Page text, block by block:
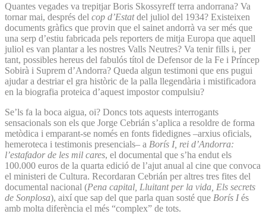
Quantes vegades va trepitjar Boris Skossyreff terra andorrana? Va
tornar mai, després del cop d’Estatdel juliol del 1934? Existeixen
documents gràfics que provin que el sainet andorrà va ser més que
una serp d’estiu fabricada pels reporters de mitja Europa que aquell
juliol es van plantar a les nostres Valls Neutres? Va tenir fills i, per
tant, possibles hereus del fabulós títol de Defensor de la Fe i Príncep
Sobirà i Suprem d’Andorra? Queda algun testimoni que ens pugui
ajudar a destriar el gra històric de la palla llegendària i mistificadora
en la biografia proteica d’aquest impostor compulsiu?
Se’ls fa la boca aigua, oi? Doncs tots aquests interrogants
sensacionals son els que Jorge Cebrián s’aplica a resoldre de forma
metòdica i emparant-se només en fonts fidedignes –arxius oficials,
hemeroteca i testimonis presencials– a Borís I, rei d’Andorra:
l’estafador de les mil cares, el documental que s’ha endut els
100.000 euros de la quarta edició de l’ajut anual al cine que convoca
el ministeri de Cultura. Recordaran Cebrián per altres tres fites del
documental nacional (Pena capital, Lluitant per la vida, Els secrets
de Sonplosa), així que sap del que parla quan sosté que Borís Iés
amb molta diferència el més “complex” de tots.